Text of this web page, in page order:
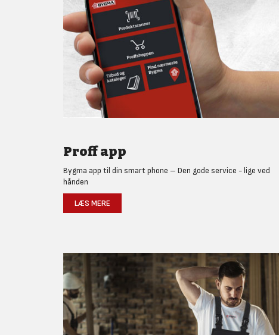
Proff app
Bygma app til din smart phone – Den gode service - lige ved
hånden
LÆS MERE